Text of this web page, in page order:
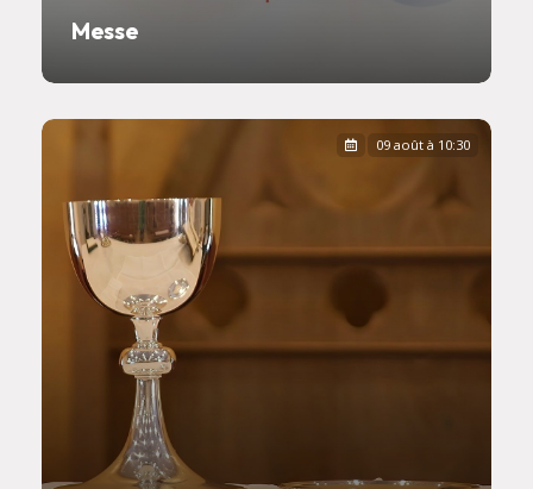
Messe
09 août à 10:30